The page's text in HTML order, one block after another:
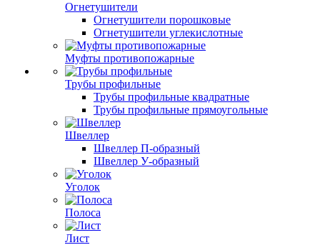
Огнетушители
Огнетушители порошковые
Огнетушители углекислотные
Муфты противопожарные
Трубы профильные
Трубы профильные квадратные
Трубы профильные прямоугольные
Швеллер
Швеллер П-образный
Швеллер У-образный
Уголок
Полоса
Лист